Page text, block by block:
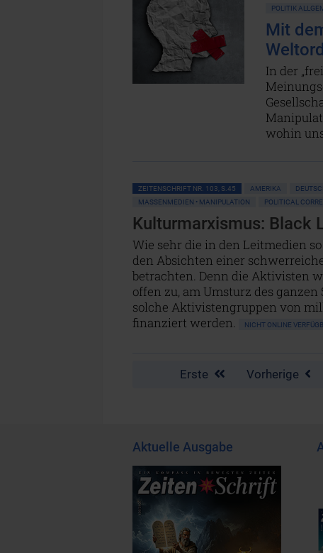
POLITIK
Mit
In der
wohin
ZEITENSCHRIFT NR. 103, S.45 AMERIKA
MASSENMEDIEN • MANIPULATION
POLITICAL
Kulturmarxismus: Black
Wie sehr die in den Leitmedien
den Absichten einer
betrachten. Denn die Aktivisten
offen zu, am Umsturz des
solche Aktivistengruppen von
finanziert werden.
NICHT ONLINE
Erste Vorherige
Aktuelle Ausgabe